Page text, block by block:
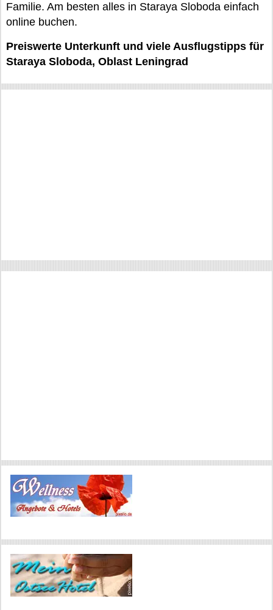
Familie. Am besten alles in Staraya Sloboda einfach
online buchen.
Preiswerte Unterkunft und viele Ausflugstipps für
Staraya Sloboda, Oblast Leningrad